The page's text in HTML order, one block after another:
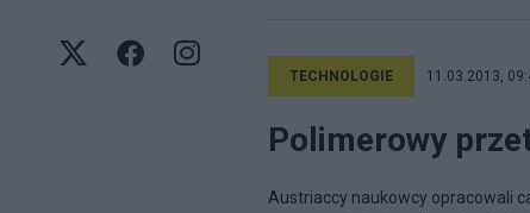
TECHNOLOGIE 11.03.2013,
Polimerowy
Austriaccy naukowcy opracowali